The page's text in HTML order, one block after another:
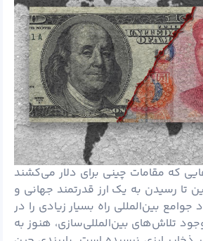
که مقامات چینی برای دلار می‌کشند
تا رسیدن به یک ارز قدرتمند جهانی و
بین‌المللی راه بسیار زیادی را در
تلاش‌های بین‌المللی‌سازی، هنوز به